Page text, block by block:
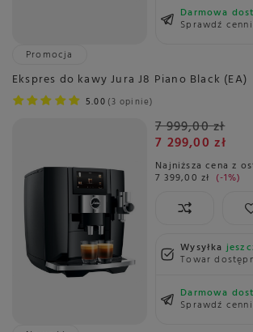
Darmowa
Sprawdź
Promocja
Ekspres do kawy Jura J8 Piano Black (EA)
5.00 3 opinie
7 999,00 zł
7 299,00 zł
Najniższa cena z
7 399,00 zł -1%
Wysyłka
Towar
Darmowa
Sprawdź